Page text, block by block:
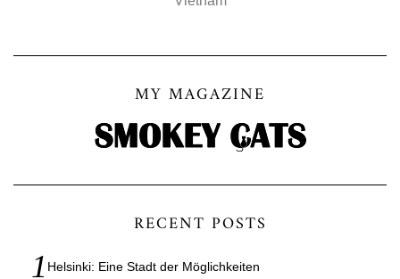
MY MAGAZINE
RECENT POSTS
Helsinki: Eine Stadt der Möglichkeiten